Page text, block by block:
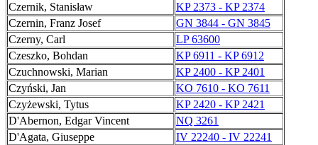
Czernik, Stanisław
KP 2373 - KP 2374
Czernin, Franz Josef
GN 3844 - GN 3845
Czerny, Carl
LP 63600
Czeszko, Bohdan
KP 6911 - KP 6912
Czuchnowski, Marian
KP 2400 - KP 2401
Czyński, Jan
KO 7610 - KO 7611
Czyżewski, Tytus
KP 2420 - KP 2421
D'Abernon, Edgar Vincent
NQ 3261
D'Agata, Giuseppe
IV 22240 - IV 22241